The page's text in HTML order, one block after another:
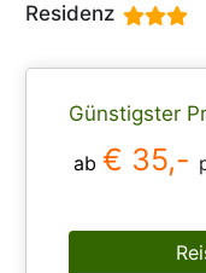
Residenz
Günstigster
ab € 35,-